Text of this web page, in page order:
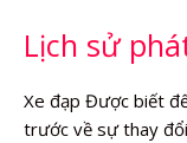
Lịch sử
Xe đạp Được biết
trước về sự thay